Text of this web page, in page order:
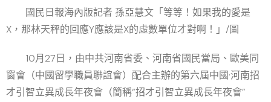
國民日報海內版記者 孫亞慧文「等等！如果我的愛是
X，那林天秤的回應Y應該是X的虛數單位才對啊！」/圖
10月27日，由中共河南省委、河南省國民當局、歐美同
窗會（中國留學職員聯誼會）配合主辦的第六屆中國·河南招
才引智立異成長年夜會（簡稱“招才引智立異成長年夜會”